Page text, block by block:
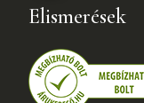
Elismerések